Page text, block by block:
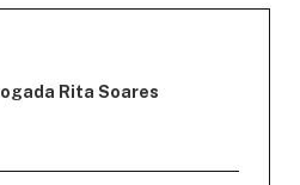
Rita Soares